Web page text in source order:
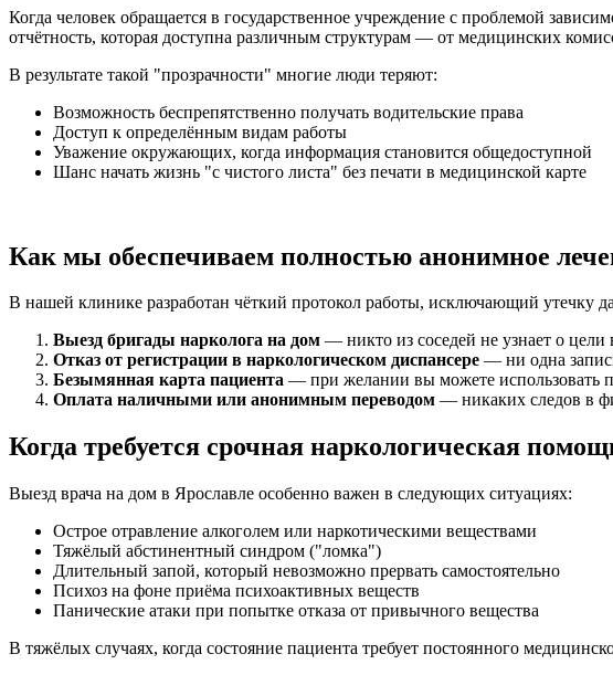
Когда человек обращается в государственное учреждение с проблемой
отчётность, которая доступна различным структурам — от медицинских
В результате такой "прозрачности" многие люди теряют:
Возможность беспрепятственно получать водительские права
Доступ к определённым видам работы
Уважение окружающих, когда информация становится общедоступной
Шанс начать жизнь "с чистого листа" без печати в медицинской карте
Как мы обеспечиваем полностью анонимное
В нашей клинике разработан чёткий протокол работы, исключающий утечку
Выезд бригады нарколога на дом — никто из соседей не узнает о
Отказ от регистрации в наркологическом диспансере — ни одна
Безымянная карта пациента — при желании вы можете использовать
Оплата наличными или анонимным переводом — никаких следов в
Когда требуется срочная наркологическая
Выезд врача на дом в Ярославле особенно важен в следующих ситуациях:
Острое отравление алкоголем или наркотическими веществами
Тяжёлый абстинентный синдром ("ломка")
Длительный запой, который невозможно прервать самостоятельно
Психоз на фоне приёма психоактивных веществ
Панические атаки при попытке отказа от привычного вещества
В тяжёлых случаях, когда состояние пациента требует постоянного